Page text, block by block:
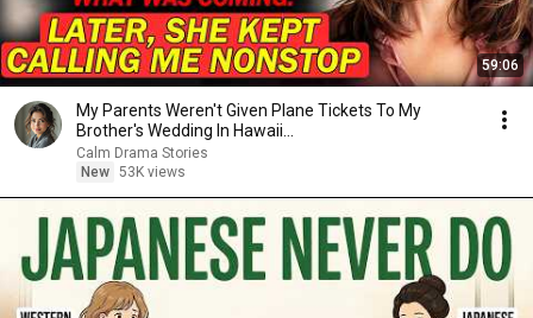
59:06
My Parents Weren't Given Plane Tickets To My
Brother's Wedding In Hawaii...
Calm Drama Stories
New 53K views